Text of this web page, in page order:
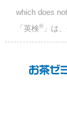
which does
「英検®」は